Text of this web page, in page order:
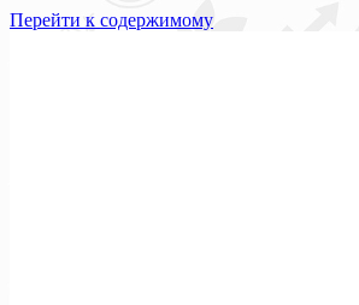
Перейти к содержимому